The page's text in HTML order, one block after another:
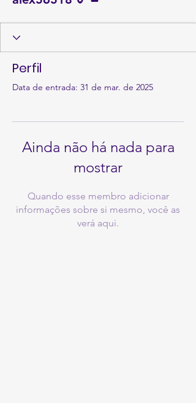
Perfil
Data de entrada: 31 de mar. de 2025
Ainda não há nada para
mostrar
Quando esse membro adicionar
informações sobre si mesmo, você as
verá aqui.